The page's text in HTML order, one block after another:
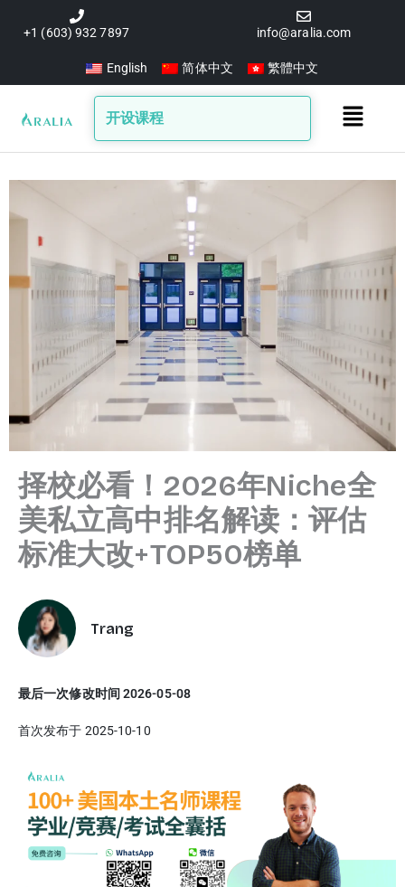
容
+1 (603) 932 7897 info@aralia.com
English 简体中文 繁體中文
开设课程
Main
择校必看！2026年Niche全
美私立高中排名解读：评估
标准大改+TOP50榜单
Trang
最后一次修改时间 2026-05-08
首次发布于 2025-10-10